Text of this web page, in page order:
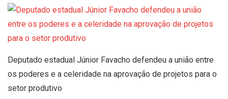
Deputado estadual Júnior Favacho defendeu a união entre
os poderes e a celeridade na aprovação de projetos para o
setor produtivo